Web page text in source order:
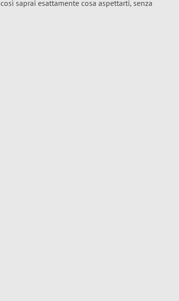
così saprai esattamente cosa aspettarti, senza